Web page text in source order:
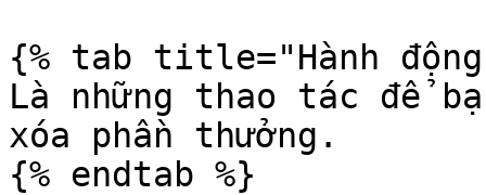
{% tab title="Hành
Là những thao tác để
xóa phần thưởng.
{% endtab %}